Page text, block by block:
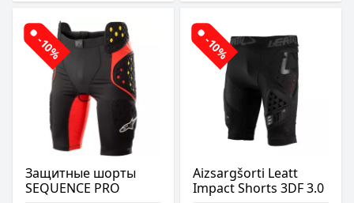
-10%
Защитные шорты
SEQUENCE PRO
-10%
Aizsargšorti Leatt
Impact Shorts 3DF 3.0